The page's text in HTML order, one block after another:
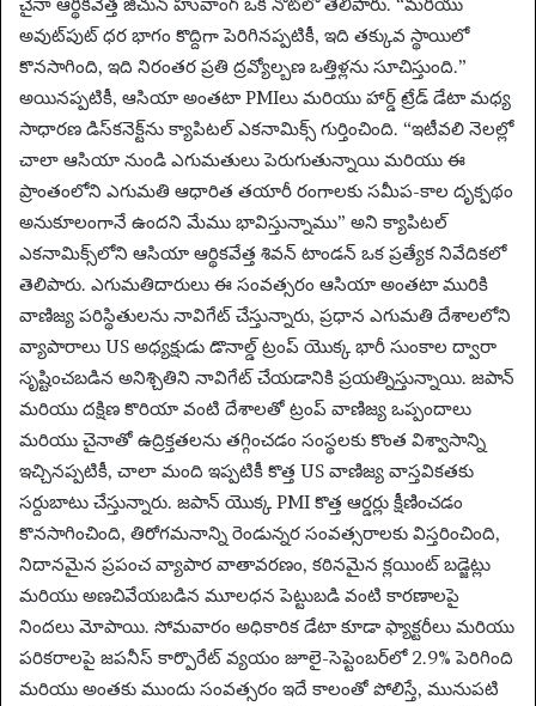
అవుట్‌పుట్ ధర భాగం కొద్దిగా పెరిగినప్పటికీ, ఇది తక్కువ స్థాయిలో
కొనసాగింది, ఇది నిరంతర ప్రతి ద్రవ్యోల్బణ ఒత్తిళ్లను సూచిస్తుంది.”
అయినప్పటికీ, ఆసియా అంతటా PMIలు మరియు హార్డ్ ట్రేడ్ డేటా మధ్య
సాధారణ డిస్‌కనెక్ట్‌ను క్యాపిటల్ ఎకనామిక్స్ గుర్తించింది. “ఇటీవలి నెలల్లో
చాలా ఆసియా నుండి ఎగుమతులు పెరుగుతున్నాయి మరియు ఈ
ప్రాంతంలోని ఎగుమతి ఆధారిత తయారీ రంగాలకు సమీప-కాల దృక్పథం
అనుకూలంగానే ఉందని మేము భావిస్తున్నాము” అని క్యాపిటల్
ఎకనామిక్స్‌లోని ఆసియా ఆర్థికవేత్త శివన్ టాండన్ ఒక ప్రత్యేక నివేదికలో
తెలిపారు. ఎగుమతిదారులు ఈ సంవత్సరం ఆసియా అంతటా మురికి
వాణిజ్య పరిస్థితులను నావిగేట్ చేస్తున్నారు, ప్రధాన ఎగుమతి దేశాలలోని
వ్యాపారాలు US అధ్యక్షుడు డొనాల్డ్ ట్రంప్ యొక్క భారీ సుంకాల ద్వారా
సృష్టించబడిన అనిశ్చితిని నావిగేట్ చేయడానికి ప్రయత్నిస్తున్నాయి. జపాన్
మరియు దక్షిణ కొరియా వంటి దేశాలతో ట్రంప్ వాణిజ్య ఒప్పందాలు
మరియు చైనాతో ఉద్రిక్తతలను తగ్గించడం సంస్థలకు కొంత విశ్వాసాన్ని
ఇచ్చినప్పటికీ, చాలా మంది ఇప్పటికీ కొత్త US వాణిజ్య వాస్తవికతకు
సర్దుబాటు చేస్తున్నారు. జపాన్ యొక్క PMI కొత్త ఆర్డర్లు క్షీణించడం
కొనసాగించింది, తిరోగమనాన్ని రెండున్నర సంవత్సరాలకు విస్తరించింది,
నిదానమైన ప్రపంచ వ్యాపార వాతావరణం, కఠినమైన క్లయింట్ బడ్జెట్లు
మరియు అణచివేయబడిన మూలధన పెట్టుబడి వంటి కారణాలపై
నిందలు మోపాయి. సోమవారం అధికారిక డేటా కూడా ఫ్యాక్టరీలు మరియు
పరికరాలపై జపనీస్ కార్పొరేట్ వ్యయం జూలై-సెప్టెంబర్‌లో 2.9% పెరిగింది
మరియు అంతకు ముందు సంవత్సరం ఇదే కాలంతో పోలిస్తే, మునుపటి